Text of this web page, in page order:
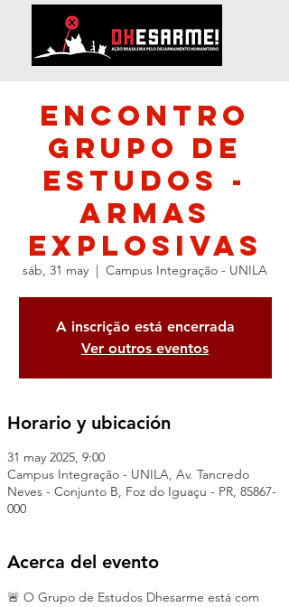
Encontro
Grupo de
Estudos -
Armas
Explosivas
sáb, 31 may
  |
Campus Integração - UNILA
A inscrição está encerrada
Ver outros eventos
Horario y ubicación
31 may 2025, 9:00
Campus Integração - UNILA, Av. Tancredo
Neves - Conjunto B, Foz do Iguaçu - PR, 85867-
000
Acerca del evento
🚨 O Grupo de Estudos Dhesarme está com